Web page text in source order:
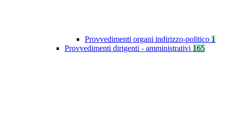
Provvedimenti organi indirizzo-politico 1
Provvedimenti dirigenti - amministrativi 165